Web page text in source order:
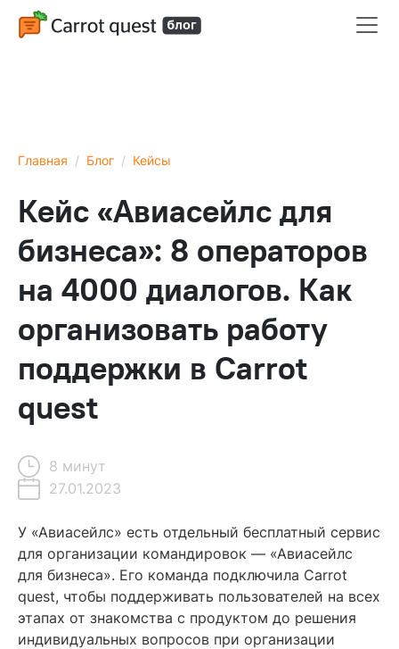
Главная Блог Кейсы
Кейс «Авиасейлс для
бизнеса»: 8 операторов
на 4000 диалогов. Как
организовать работу
поддержки в Carrot
quest
8 минут
27.01.2023
Содержание
Клиент
Задача — организовать поддержку пользователей
Решение — настроили чат Carrot quest
У «Авиасейлс» есть отдельный бесплатный сервис
для организации командировок — «Авиасейлс
для бизнеса». Его команда подключила Carrot
quest, чтобы поддерживать пользователей на всех
этапах от знакомства с продуктом до решения
индивидуальных вопросов при организации